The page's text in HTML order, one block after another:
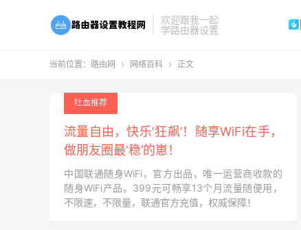
欢迎跟我一起
学路由器设置

当前位置： 路由网  网络百科  正文
吐血推荐
流量自由，快乐‘狂飙’！随享WiFi在手，
做朋友圈最‘稳’的崽！
中国联通随身WiFi，官方出品，唯一运营商收款的
随身WiFi产品。399元可畅享13个月流量随便用，
不限速，不限量，联通官方充值，权威保障！